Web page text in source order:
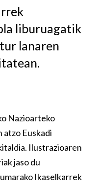
liburuagatik
lanaren
Nazioarteko
atzo Euskadi
Ilustrazioaren
jaso du
Ikaselkarrek